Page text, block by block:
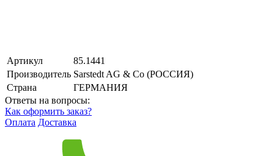
Артикул
85.1441
Производитель Sarstedt AG & Co (РОССИЯ)
Страна
ГЕРМАНИЯ
Ответы на вопросы:
Как оформить заказ?
Оплата Доставка